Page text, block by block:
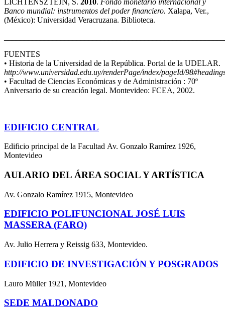
Banco mundial: instrumentos del poder financiero. Xalapa, Ver.,
(México): Universidad Veracruzana. Biblioteca.
FUENTES
• Historia de la Universidad de la República. Portal de la UDELAR.
http://www.universidad.edu.uy/renderPage/index/pageId/
• Facultad de Ciencias Económicas y de Administración : 70º
Aniversario de su creación legal. Montevideo: FCEA, 2002.
EDIFICIO CENTRAL
Edificio principal de la Facultad Av. Gonzalo Ramírez 1926,
Montevideo
AULARIO DEL ÁREA SOCIAL Y ARTÍSTICA
Av. Gonzalo Ramírez 1915, Montevideo
EDIFICIO POLIFUNCIONAL JOSÉ LUIS
MASSERA (FARO)
Av. Julio Herrera y Reissig 633, Montevideo.
EDIFICIO DE INVESTIGACIÓN Y POSGRADOS
Lauro Müller 1921, Montevideo
SEDE MALDONADO